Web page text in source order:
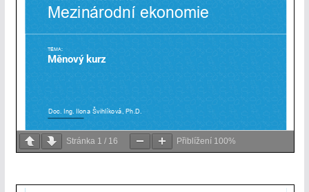
Stránka 1 / 16 Přiblížení 100%